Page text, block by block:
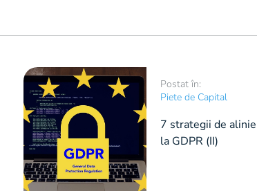
Postat în:
Piete de Capital
7 strategii de
la GDPR (II)